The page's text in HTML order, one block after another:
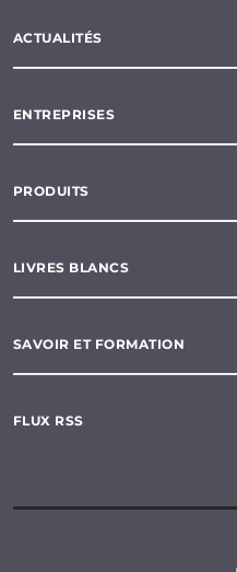
ACTUALITÉS
ENTREPRISES
PRODUITS
LIVRES BLANCS
SAVOIR ET FORMATION
FLUX RSS